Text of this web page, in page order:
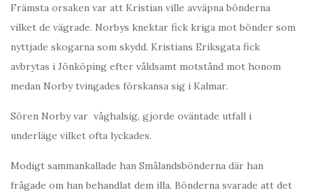
Främsta orsaken var att Kristian ville avväpna bönderna
vilket de vägrade. Norbys knektar fick kriga mot bönder som
nyttjade skogarna som skydd. Kristians Eriksgata fick
avbrytas i Jönköping efter våldsamt motstånd mot honom
medan Norby tvingades förskansa sig i Kalmar.
Sören Norby var våghalsig, gjorde oväntade utfall i
underläge vilket ofta lyckades.
Modigt sammankallade han Smålandsbönderna där han
frågade om han behandlat dem illa. Bönderna svarade att det